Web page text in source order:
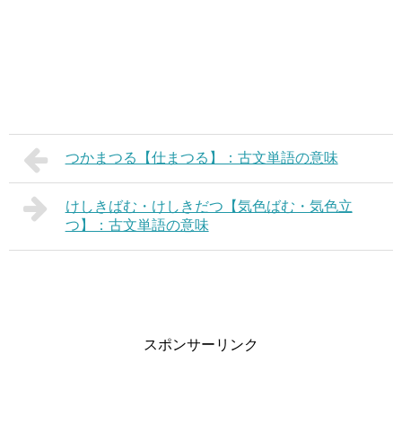
つかまつる【仕まつる】：古文単語の意味
けしきばむ・けしきだつ【気色ばむ・気色立
つ】：古文単語の意味
スポンサーリンク